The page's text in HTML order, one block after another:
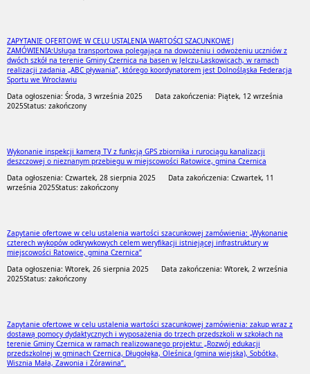
ZAPYTANIE OFERTOWE W CELU USTALENIA WARTOŚCI SZACUNKOWEJ
ZAMÓWIENIA:Usługa transportowa polegająca na dowożeniu i odwożeniu uczniów z
dwóch szkół na terenie Gminy Czernica na basen w Jelczu-Laskowicach, w ramach
realizacji zadania „ABC pływania”, którego koordynatorem jest Dolnośląska Federacja
Sportu we Wrocławiu
Data ogłoszenia: Środa, 3 września 2025 Data zakończenia: Piątek, 12 września
2025Status: zakończony
Wykonanie inspekcji kamerą TV z funkcją GPS zbiornika i rurociągu kanalizacji
deszczowej o nieznanym przebiegu w miejscowości Ratowice, gmina Czernica
Data ogłoszenia: Czwartek, 28 sierpnia 2025 Data zakończenia: Czwartek, 11
września 2025Status: zakończony
Zapytanie ofertowe w celu ustalenia wartości szacunkowej zamówienia: „Wykonanie
czterech wykopów odkrywkowych celem weryfikacji istniejącej infrastruktury w
miejscowości Ratowice, gmina Czernica”
Data ogłoszenia: Wtorek, 26 sierpnia 2025 Data zakończenia: Wtorek, 2 września
2025Status: zakończony
Zapytanie ofertowe w celu ustalenia wartości szacunkowej zamówienia: zakup wraz z
dostawą pomocy dydaktycznych i wyposażenia do trzech przedszkoli w szkołach na
terenie Gminy Czernica w ramach realizowanego projektu: „Rozwój edukacji
przedszkolnej w gminach Czernica, Długołęka, Oleśnica (gmina wiejska), Sobótka,
Wisznia Mała, Zawonia i Żórawina”.